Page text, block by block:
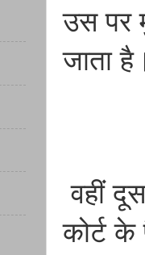
उस पर
जाता
वहीं
कोर्ट